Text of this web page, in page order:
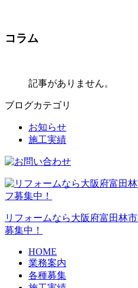
コラム
記事がありません。
ブログカテゴリ
お知らせ
施工実績
リフォームなら大阪府富田林
募集中！
HOME
業務案内
各種募集